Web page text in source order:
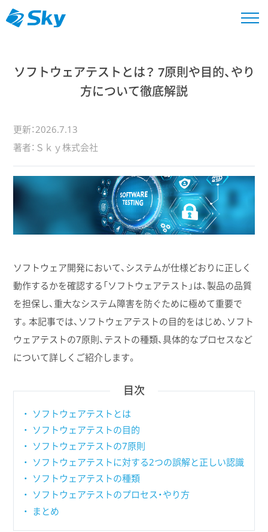
ソフトウェアテストとは？ 7原則や目的、やり
方について徹底解説
更新：2026.7.13
著者：Ｓｋｙ株式会社
ソフトウェア開発において、システムが仕様どおりに正しく
動作するかを確認する「ソフトウェアテスト」は、製品の品質
を担保し、重大なシステム障害を防ぐために極めて重要で
す。本記事では、ソフトウェアテストの目的をはじめ、ソフト
ウェアテストの7原則、テストの種類、具体的なプロセスなど
について詳しくご紹介します。
目次
ソフトウェアテストとは
ソフトウェアテストの目的
ソフトウェアテストの7原則
ソフトウェアテストに対する2つの誤解と正しい認識
ソフトウェアテストの種類
ソフトウェアテストのプロセス・やり方
まとめ